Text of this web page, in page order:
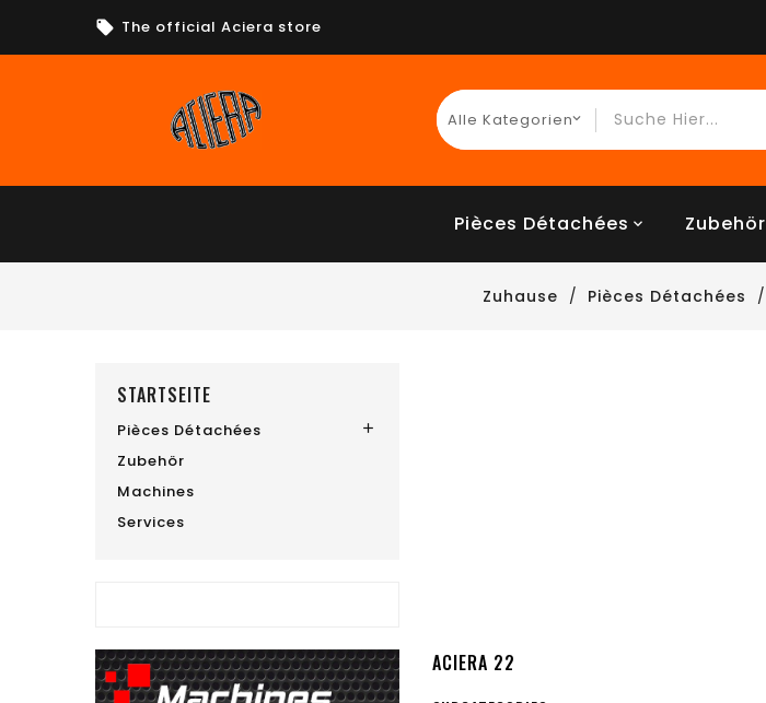
The official Aciera store
Pièces Détachées Zubehör
Zuhause Pièces Détachées
STARTSEITE
Pièces Détachées 
Zubehör
Machines
Services
ACIERA 22